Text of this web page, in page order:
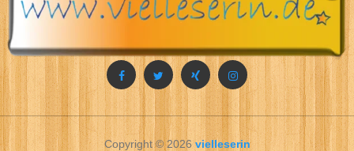
Copyright © 2026vielleserin